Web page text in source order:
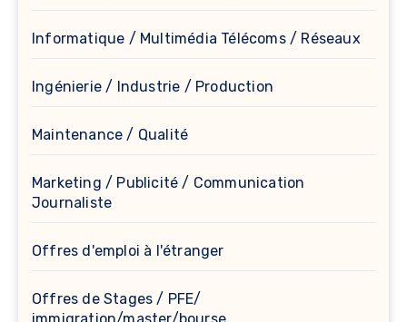
Informatique / Multimédia Télécoms / Réseaux
Ingénierie / Industrie / Production
Maintenance / Qualité
Marketing / Publicité / Communication
Journaliste
Offres d'emploi à l'étranger
Offres de Stages / PFE/